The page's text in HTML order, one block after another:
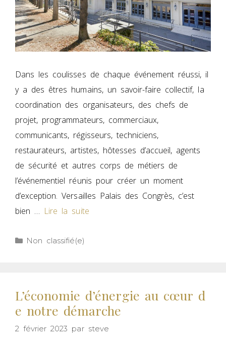
Dans les coulisses de chaque événement réussi, il
y a des êtres humains, un savoir-faire collectif, la
coordination des organisateurs, des chefs de
projet, programmateurs, commerciaux,
communicants, régisseurs, techniciens,
restaurateurs, artistes, hôtesses d’accueil, agents
de sécurité et autres corps de métiers de
l’événementiel réunis pour créer un moment
d’exception. Versailles Palais des Congrès, c’est
bien … Lire la suite
Non classifié(e)
L’économie d’énergie au cœur d
e notre démarche
2 février 2023 par steve